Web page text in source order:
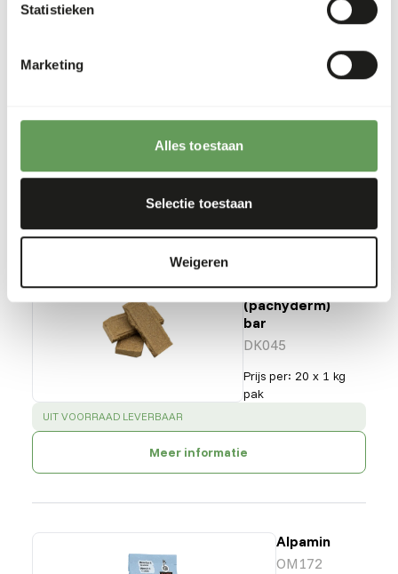
Statistieken
Marketing
Alles toestaan
Selectie toestaan
Weigeren
emmer
UIT VOORRAAD LEVERBAAR
Meer informatie
mammal
(pachyderm)
bar
DK045
Prijs per: 20 x 1 kg
pak
SUCCESS:
UIT VOORRAAD LEVERBAAR
Meer informatie
Alpamin
OM172